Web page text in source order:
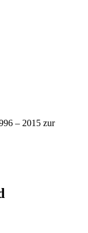
– 2015 zur